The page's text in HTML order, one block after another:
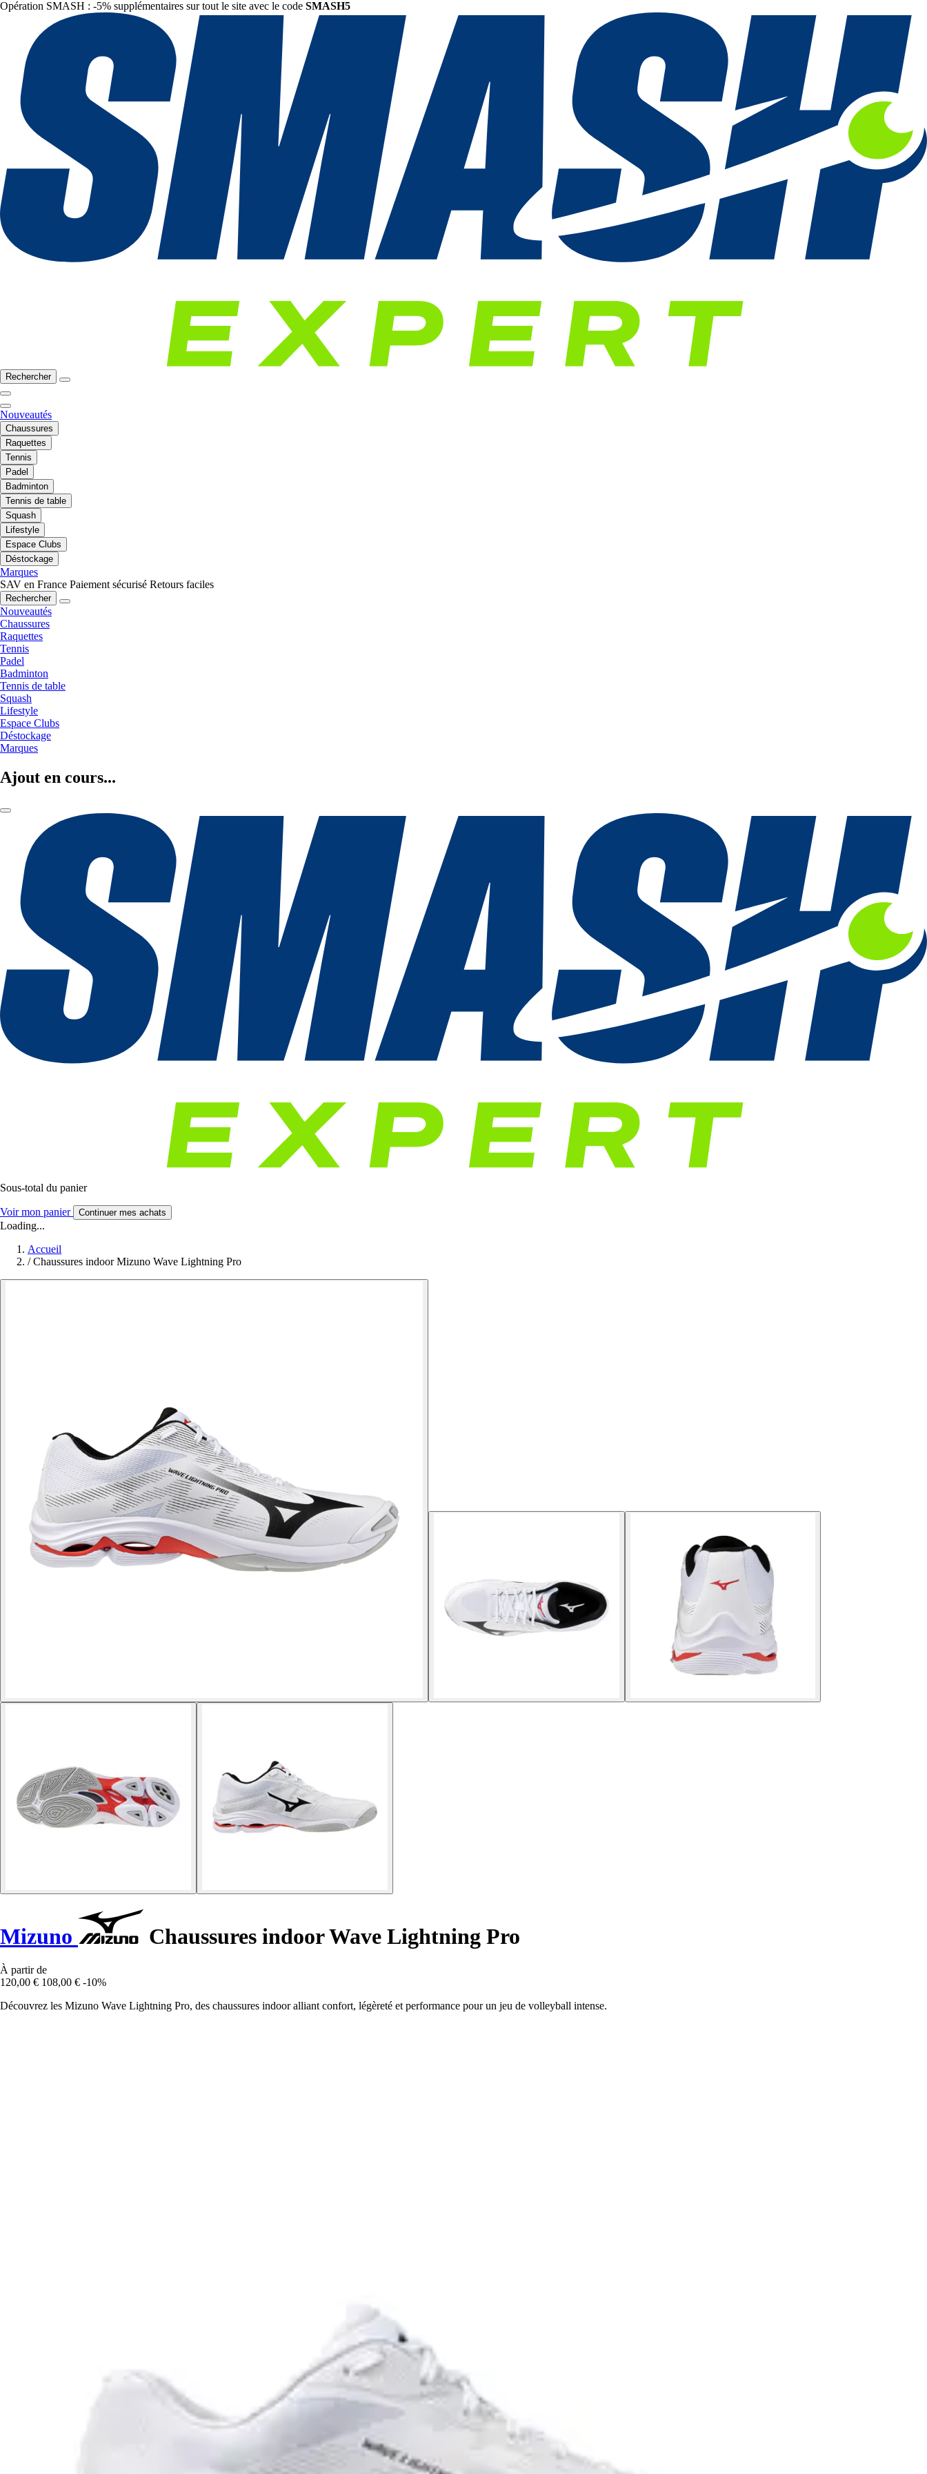
Opération SMASH : -5% supplémentaires sur tout le site avec le code SMASH5
Rechercher
Nouveautés
Chaussures
Raquettes
Tennis
Padel
Badminton
Tennis de table
Squash
Lifestyle
Espace Clubs
Déstockage
Marques
SAV en France Paiement sécurisé Retours faciles
Rechercher
Nouveautés
Chaussures
Raquettes
Tennis
Padel
Badminton
Tennis de table
Squash
Lifestyle
Espace Clubs
Déstockage
Marques
Ajout en cours...
Sous-total du panier
Voir mon panier Continuer mes achats
Loading...
Accueil
/ Chaussures indoor Mizuno Wave Lightning Pro
Mizuno Chaussures indoor Wave Lightning Pro
À partir de
120,00 € 108,00 € -10%
Découvrez les Mizuno Wave Lightning Pro, des chaussures indoor alliant confort, légèreté et performance pour un jeu de volleyball intense.